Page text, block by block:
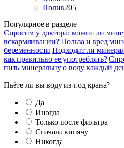
Полив205
Популярное в разделе
Спросим у доктора: можно ли
вскармливании? Польза и вред
беременности Подходит ли
как правильно ее употреблять?
пить минеральную воду каждый
Пьёте ли вы воду из-под крана?
Да
Иногда
Только после фильтра
Сначала кипячу
Никогда